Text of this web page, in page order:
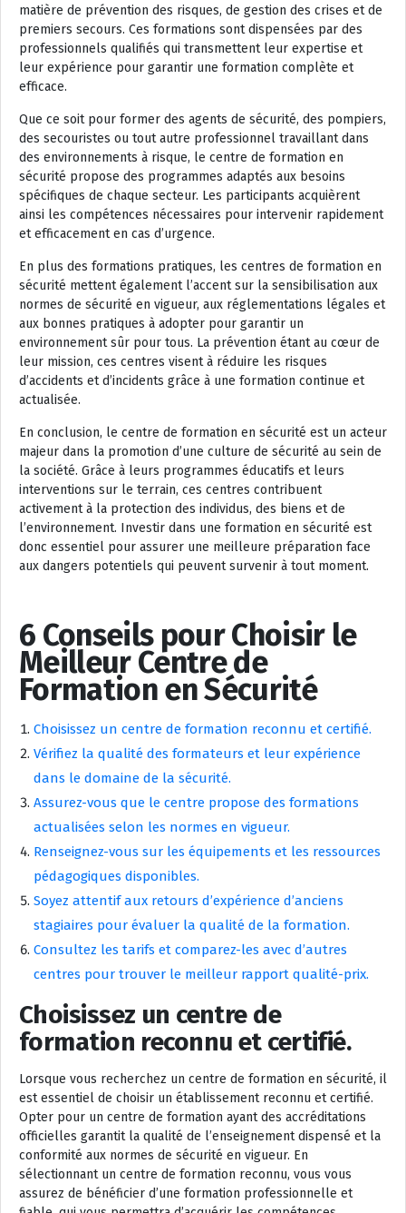
matière de prévention des risques, de gestion des crises et de
premiers secours. Ces formations sont dispensées par des
professionnels qualifiés qui transmettent leur expertise et
leur expérience pour garantir une formation complète et
efficace.
Que ce soit pour former des agents de sécurité, des pompiers,
des secouristes ou tout autre professionnel travaillant dans
des environnements à risque, le centre de formation en
sécurité propose des programmes adaptés aux besoins
spécifiques de chaque secteur. Les participants acquièrent
ainsi les compétences nécessaires pour intervenir rapidement
et efficacement en cas d’urgence.
En plus des formations pratiques, les centres de formation en
sécurité mettent également l’accent sur la sensibilisation aux
normes de sécurité en vigueur, aux réglementations légales et
aux bonnes pratiques à adopter pour garantir un
environnement sûr pour tous. La prévention étant au cœur de
leur mission, ces centres visent à réduire les risques
d’accidents et d’incidents grâce à une formation continue et
actualisée.
En conclusion, le centre de formation en sécurité est un acteur
majeur dans la promotion d’une culture de sécurité au sein de
la société. Grâce à leurs programmes éducatifs et leurs
interventions sur le terrain, ces centres contribuent
activement à la protection des individus, des biens et de
l’environnement. Investir dans une formation en sécurité est
donc essentiel pour assurer une meilleure préparation face
aux dangers potentiels qui peuvent survenir à tout moment.
6 Conseils pour Choisir le
Meilleur Centre de
Formation en Sécurité
Choisissez un centre de formation reconnu et certifié.
Vérifiez la qualité des formateurs et leur expérience
dans le domaine de la sécurité.
Assurez-vous que le centre propose des formations
actualisées selon les normes en vigueur.
Renseignez-vous sur les équipements et les ressources
pédagogiques disponibles.
Soyez attentif aux retours d’expérience d’anciens
stagiaires pour évaluer la qualité de la formation.
Consultez les tarifs et comparez-les avec d’autres
centres pour trouver le meilleur rapport qualité-prix.
Choisissez un centre de
formation reconnu et certifié.
Lorsque vous recherchez un centre de formation en sécurité, il
est essentiel de choisir un établissement reconnu et certifié.
Opter pour un centre de formation ayant des accréditations
officielles garantit la qualité de l’enseignement dispensé et la
conformité aux normes de sécurité en vigueur. En
sélectionnant un centre de formation reconnu, vous vous
assurez de bénéficier d’une formation professionnelle et